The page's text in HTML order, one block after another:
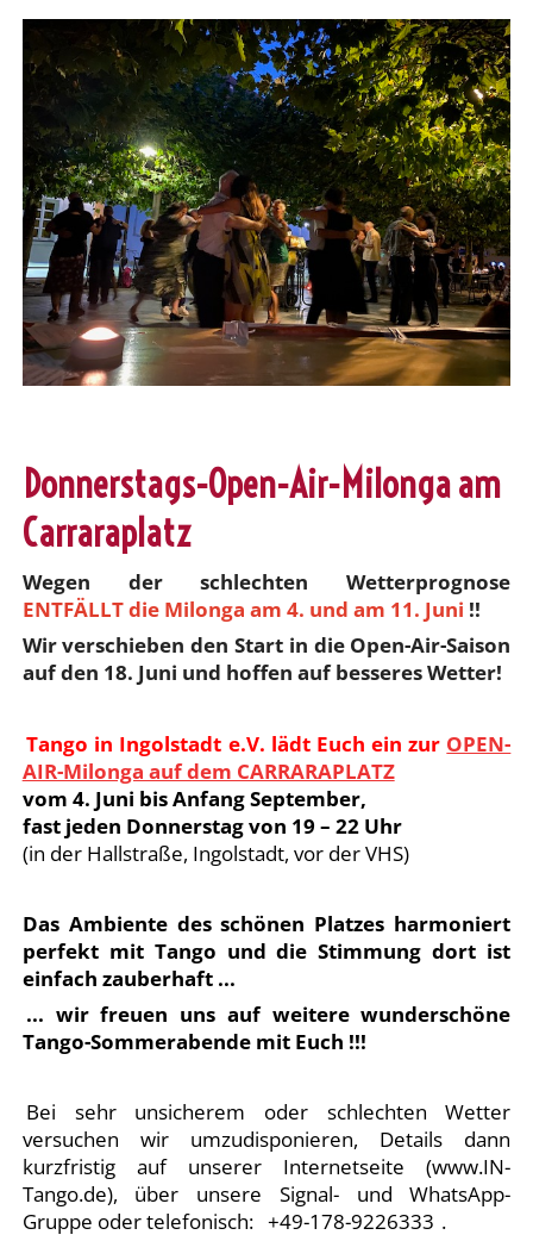
Donnerstags-Open-Air-Milonga am
Carraraplatz
Wegen der schlechten Wetterprognose
ENTFÄLLT die Milonga am 4. und am 11. Juni !!
Wir verschieben den Start in die Open-Air-Saison
auf den 18. Juni und hoffen auf besseres Wetter!
Tango in Ingolstadt e.V. lädt Euch ein zur OPEN-
AIR-Milonga auf dem CARRARAPLATZ
vom 4. Juni bis Anfang September,
fast jeden Donnerstag von 19 – 22 Uhr
(in der Hallstraße, Ingolstadt, vor der VHS)
Das Ambiente des schönen Platzes harmoniert
perfekt mit Tango und die Stimmung dort ist
einfach zauberhaft ...
... wir freuen uns auf weitere wunderschöne
Tango-Sommerabende mit Euch !!!
Bei sehr unsicherem oder schlechten Wetter
versuchen wir umzudisponieren, Details dann
kurzfristig auf unserer Internetseite (www.IN-
Tango.de), über unsere Signal- und WhatsApp-
Gruppe oder telefonisch: +49-178-9226333 .